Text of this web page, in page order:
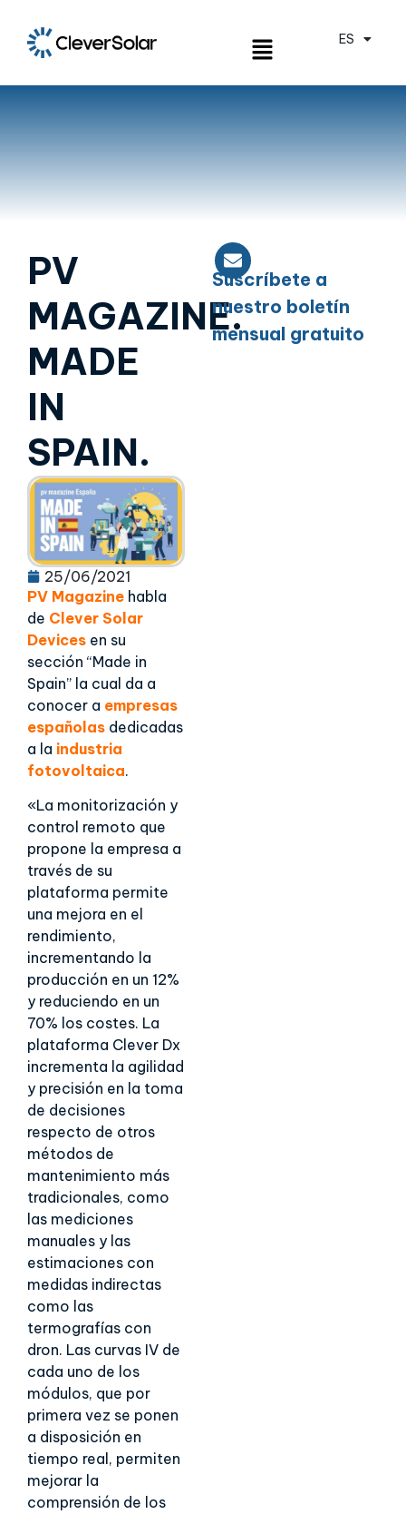
ES
EN
PV
MAGAZINE.
MADE
IN
SPAIN.
25/06/2021
PV Magazine habla
de Clever Solar
Devices en su
sección “Made in
Spain” la cual da a
conocer a empresas
españolas dedicadas
a la industria
fotovoltaica.
«La monitorización y
control remoto que
propone la empresa a
través de su
plataforma permite
una mejora en el
rendimiento,
incrementando la
producción en un 12%
y reduciendo en un
70% los costes. La
plataforma Clever Dx
incrementa la agilidad
y precisión en la toma
de decisiones
respecto de otros
métodos de
mantenimiento más
tradicionales, como
las mediciones
manuales y las
estimaciones con
medidas indirectas
como las
termografías con
dron. Las curvas IV de
cada uno de los
módulos, que por
primera vez se ponen
a disposición en
tiempo real, permiten
mejorar la
comprensión de los
Suscríbete a
nuestro boletín
mensual gratuito